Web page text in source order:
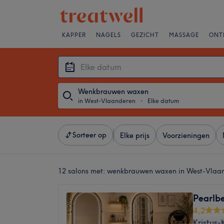
KAPPER NAGELS GEZICHT MASSAGE
Wenkbrauwen waxen
in West-Vlaanderen ・ Elke datum
Sorteer op Elke prijs Voorzieningen
12 salons met: wenkbrauwen waxen in West-
4,2